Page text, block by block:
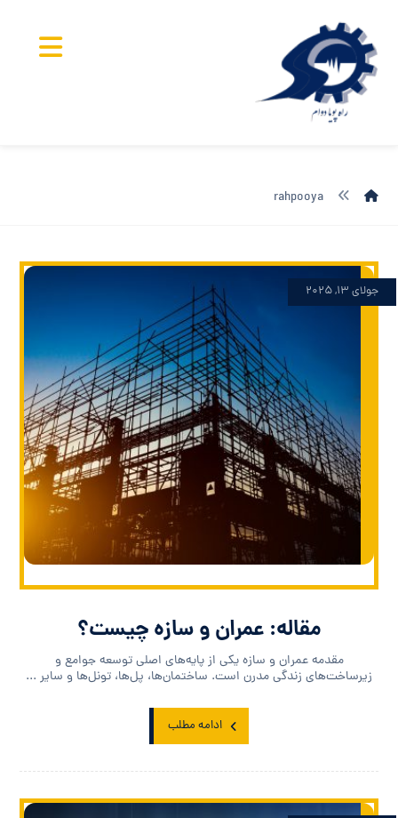
rahpooya
مقاله: عمران و سازه چیست؟
جولای ۱۳, ۲۰۲۵
مقدمه عمران و سازه یکی از پایه‌های اصلی توسعه جوامع و
زیرساخت‌های زندگی مدرن است. ساختمان‌ها، پل‌ها، تونل‌ها و سایر ...
ادامه مطلب